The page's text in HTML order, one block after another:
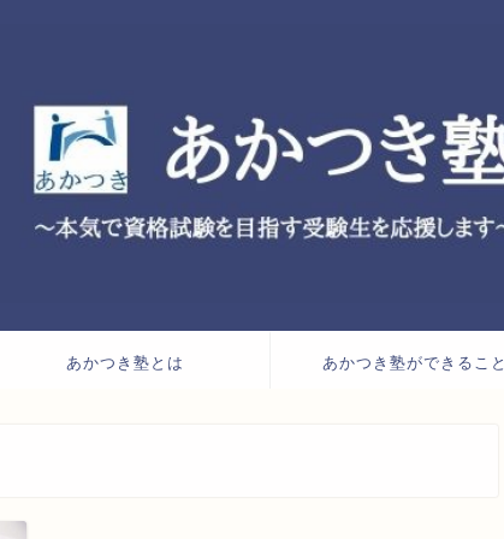
あかつき塾とは あかつき塾ができること